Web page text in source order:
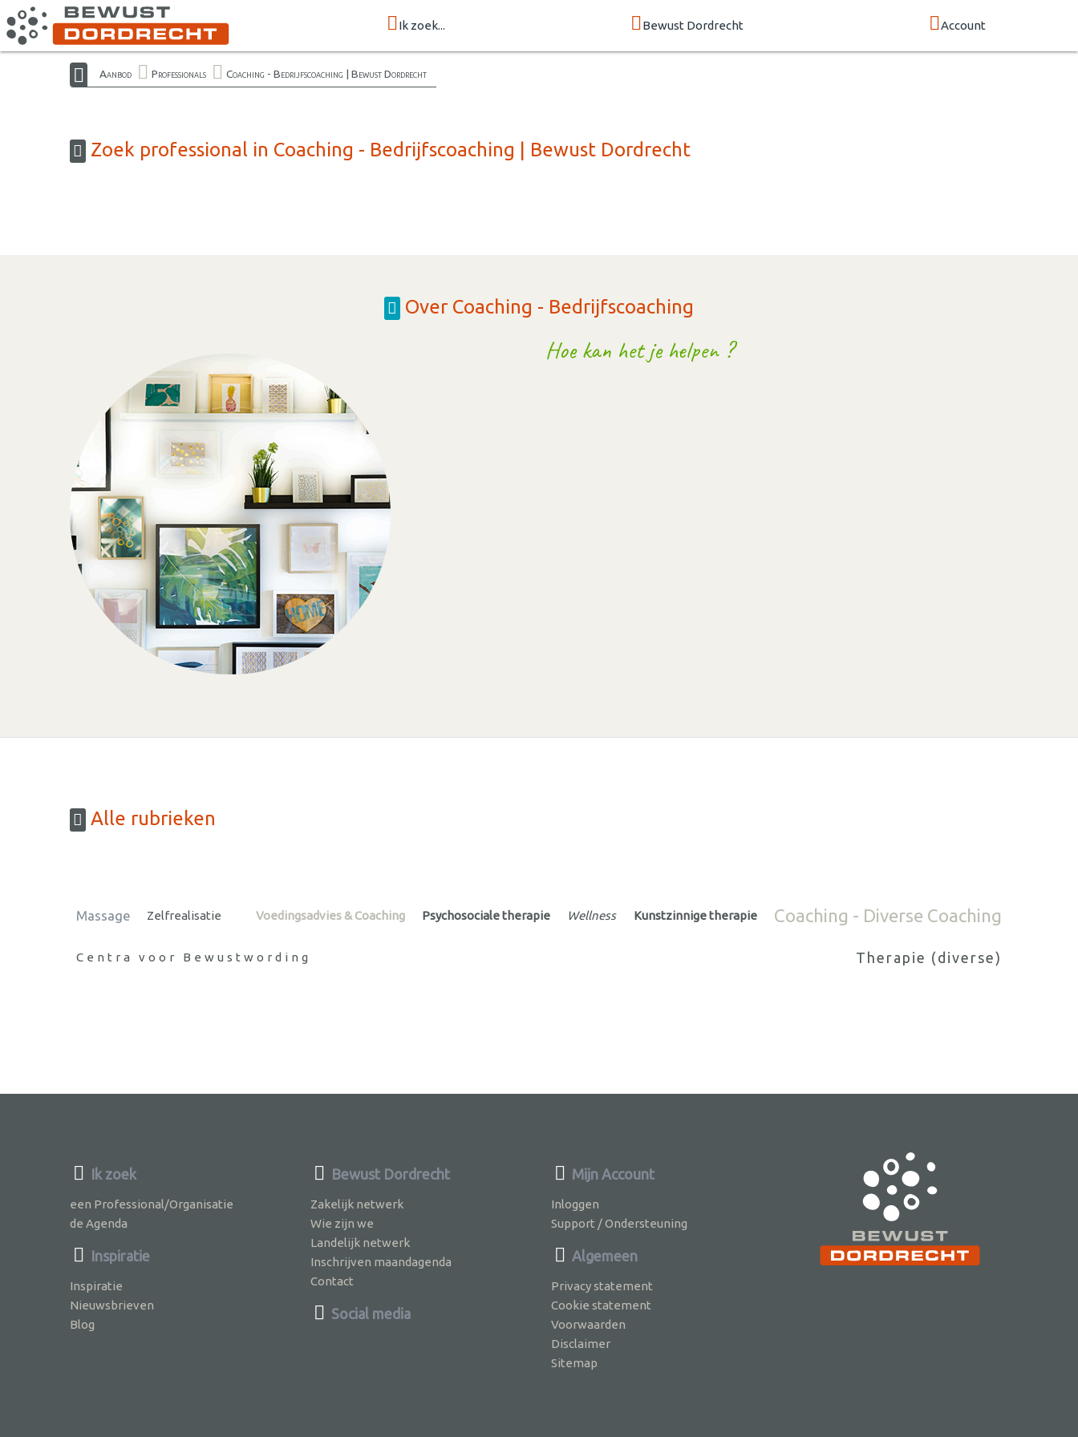
Ik zoek... Bewust Dordrecht Account
Aanbod Professionals Coaching - Bedrijfscoaching | Bewust Dordrecht
Zoek professional in Coaching - Bedrijfscoaching | Bewust Dordrecht
Over Coaching - Bedrijfscoaching
Hoe kan het je helpen ?
Alle rubrieken
Massage Zelfrealisatie Voedingsadvies & Coaching Psychosociale therapie Wellness Kunstzinnige therapie Coaching - Diverse Coaching
Centra voor Bewustwording Therapie (diverse)
Ik zoek
een Professional/Organisatie
de Agenda
Inspiratie
Inspiratie
Nieuwsbrieven
Blog
Bewust Dordrecht
Zakelijk netwerk
Wie zijn we
Landelijk netwerk
Inschrijven maandagenda
Contact
Social media
Mijn Account
Inloggen
Support / Ondersteuning
Algemeen
Privacy statement
Cookie statement
Voorwaarden
Disclaimer
Sitemap